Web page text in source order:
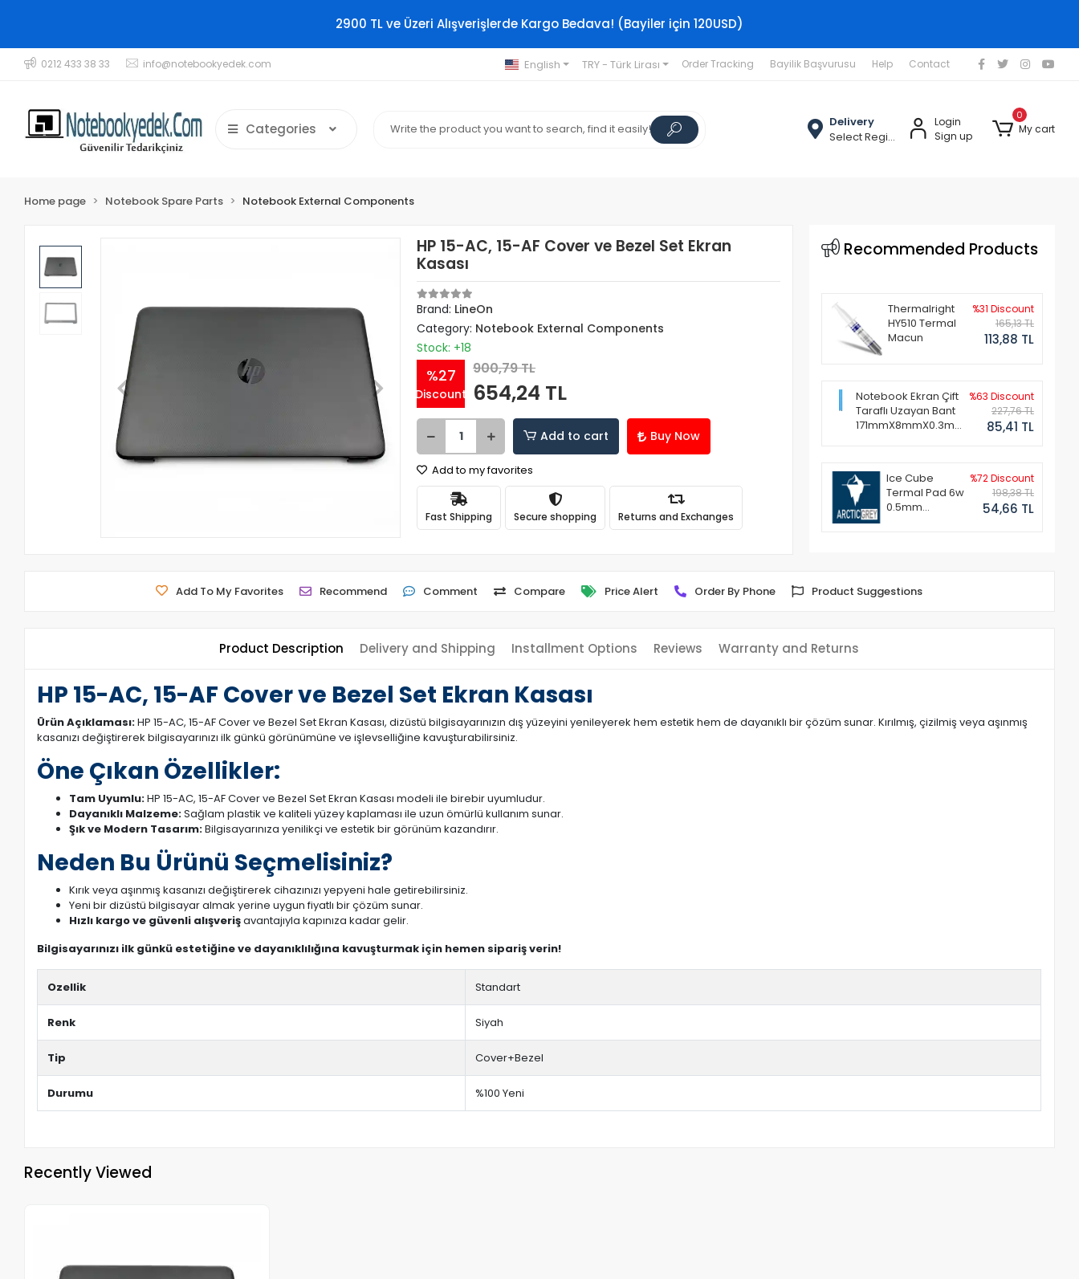
2900 TL ve Üzeri Alışverişlerde Kargo Bedava! (Bayiler için 120USD)
0212 433 38 33 info@notebookyedek.com English TRY - Türk Lirası Order Tracking Bayilik Başvurusu Help Contact
Categories
Delivery
Select Region
Login
Sign up
0
My cart
Home page Notebook Spare Parts Notebook External Components
HP 15-AC, 15-AF Cover ve Bezel Set Ekran
Kasası
Brand: LineOn
Category: Notebook External Components
Stock: +18
%27
Discount
900,79 TL
654,24 TL
Add to cart Buy Now
Add to my favorites
Fast Shipping Secure shopping Returns and Exchanges
Recommended Products
Thermalright
HY510 Termal
Macun
%31 Discount
165,13 TL
113,88 TL
Notebook Ekran Çift
Taraflı Uzayan Bant
171mmX8mmX0.3mm
%63 Discount
227,76 TL
85,41 TL
Ice Cube
Termal Pad 6w
0.5mm
%72 Discount
198,38 TL
54,66 TL
Add To My Favorites Recommend Comment Compare Price Alert Order By Phone Product Suggestions
Product Description Delivery and Shipping Installment Options Reviews Warranty and Returns
HP 15-AC, 15-AF Cover ve Bezel Set Ekran Kasası
Ürün Açıklaması:HP 15-AC, 15-AF Cover ve Bezel Set Ekran Kasası, dizüstü bilgisayarınızın dış yüzeyini yenileyerek hem estetik hem de dayanıklı bir çözüm sunar. Kırılmış, çizilmiş veya aşınmış
kasanızı değiştirerek bilgisayarınızı ilk günkü görünümüne ve işlevselliğine kavuşturabilirsiniz.
Öne Çıkan Özellikler:
Tam Uyumlu:HP 15-AC, 15-AF Cover ve Bezel Set Ekran Kasası modeli ile birebir uyumludur.
Dayanıklı Malzeme:Sağlam plastik ve kaliteli yüzey kaplaması ile uzun ömürlü kullanım sunar.
Şık ve Modern Tasarım:Bilgisayarınıza yenilikçi ve estetik bir görünüm kazandırır.
Neden Bu Ürünü Seçmelisiniz?
Kırık veya aşınmış kasanızı değiştirerek cihazınızı yepyeni hale getirebilirsiniz.
Yeni bir dizüstü bilgisayar almak yerine uygun fiyatlı bir çözüm sunar.
Hızlı kargo ve güvenli alışverişavantajıyla kapınıza kadar gelir.
Bilgisayarınızı ilk günkü estetiğine ve dayanıklılığına kavuşturmak için hemen sipariş verin!
Ozellik Standart
Renk Siyah
Tip Cover+Bezel
Durumu %100 Yeni
Recently Viewed